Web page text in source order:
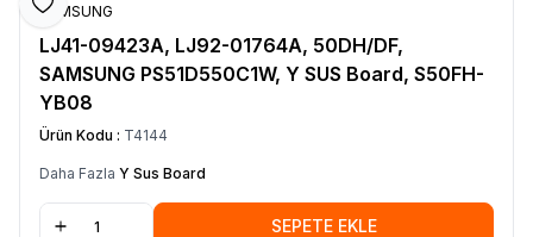
Favoriye Ekle
SAMSUNG
LJ41-09423A, LJ92-01764A, 50DH/DF,
SAMSUNG PS51D550C1W, Y SUS Board, S50FH-
YB08
Ürün Kodu : T4144
Daha Fazla Y Sus Board
SEPETE EKLE